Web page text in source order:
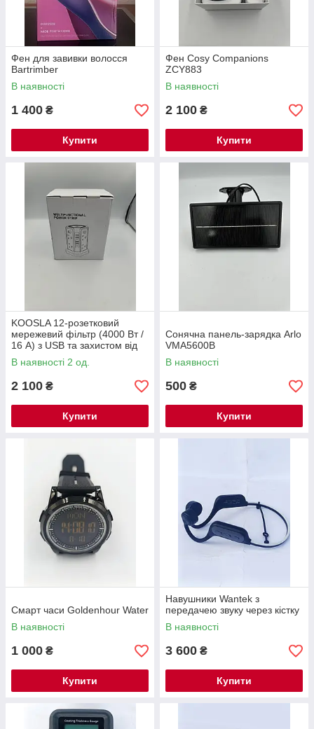
Фен для завивки волосся
Bartrimber
В наявності
1 400 ₴
Купити
Фен Cosy Companions
ZCY883
В наявності
2 100 ₴
Купити
KOOSLA 12-розетковий
мережевий фільтр (4000 Вт /
16 А) з USB та захистом від
перенапруг
В наявності 2 од.
2 100 ₴
Купити
Сонячна панель-зарядка Arlo
VMA5600B
В наявності
500 ₴
Купити
Смарт часи Goldenhour Water
В наявності
1 000 ₴
Купити
Навушники Wantek з
передачею звуку через кістку
В наявності
3 600 ₴
Купити